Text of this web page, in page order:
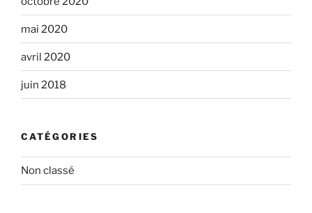
mai 2020
avril 2020
juin 2018
CATÉGORIES
Non classé